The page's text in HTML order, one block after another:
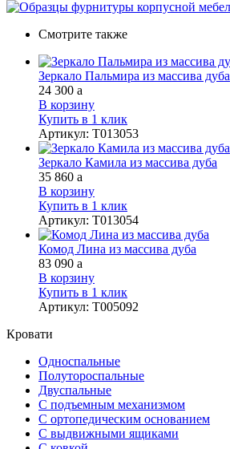
Смотрите также
Зеркало Пальмира из массива дуба
24 300 a
В корзину
Купить в 1 клик
Артикул: Т013053
Зеркало Камила из массива дуба
35 860 a
В корзину
Купить в 1 клик
Артикул: Т013054
Комод Лина из массива дуба
83 090 a
В корзину
Купить в 1 клик
Артикул: Т005092
Кровати
Односпальные
Полутороспальные
Двуспальные
С подъемным механизмом
С ортопедическим основанием
С выдвижными ящиками